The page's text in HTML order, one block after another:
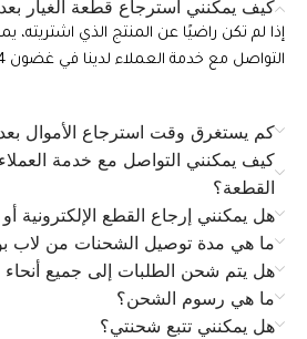
كيف يمكنني استرجاع قطعة الغيار
إذا لم تكن راضيًا عن المنتج الذي اشتريته،
التواصل مع خدمة العملاء لدينا في غضون 14 يومًا من تاريخ الشراء.
كم يستغرق وقت استرجاع الأموال
كيف يمكنني التواصل مع خدمة
القطعة؟
هل يمكنني إرجاع القطع الإلكترونية
ما هي مدة توصيل الشحنات من لاب
هل يتم شحن الطلبات إلى جميع
ما هي رسوم الشحن؟
هل يمكنني تتبع شحنتي؟